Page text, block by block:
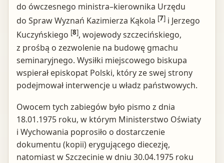
do ówczesnego ministra–kierownika Urzędu
do Spraw Wyznań Kazimierza Kąkola [7] i Jerzego
Kuczyńskiego [8], wojewody szczecińskiego,
z prośbą o zezwolenie na budowę gmachu
seminaryjnego. Wysiłki miejscowego biskupa
wspierał episkopat Polski, który ze swej strony
podejmował interwencje u władz państwowych.
Owocem tych zabiegów było pismo z dnia
18.01.1975 roku, w którym Ministerstwo Oświaty
i Wychowania poprosiło o dostarczenie
dokumentu (kopii) erygującego diecezję,
natomiast w Szczecinie w dniu 30.04.1975 roku